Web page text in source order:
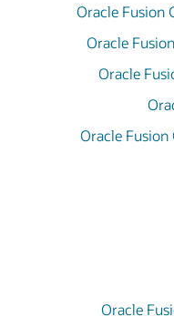
Oracle Fusion
Oracle
Oracle
Oracle Fusion